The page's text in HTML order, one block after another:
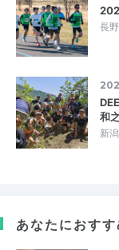
長
和
新
あなたにおす